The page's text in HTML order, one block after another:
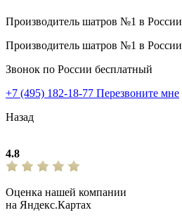
Производитель шатров №1 в России
Производитель шатров №1 в России
Звонок по России бесплатный
+7 (495) 182-18-77 Перезвоните мне
Назад
4.8
Оценка нашей компании
на Яндекс.Картах